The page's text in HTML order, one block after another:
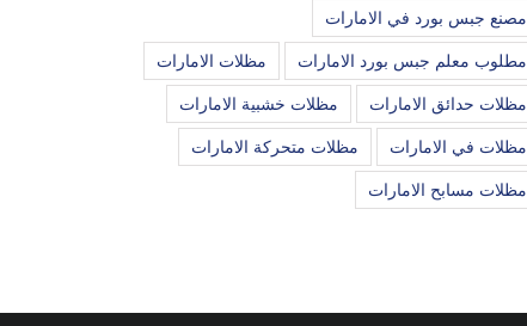
مصنع جبس بورد في الامارات
مطلوب معلم جبس بورد الامارات مظلات الامارات
مظلات حدائق الامارات مظلات خشبية الامارات
مظلات في الامارات مظلات متحركة الامارات
مظلات مسابح الامارات